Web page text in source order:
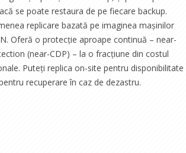
se poate restaura de pe fiecare backup.
replicare bazată pe imaginea mașinilor
Oferă o protecție aproape continuă – near-
(near-CDP) – la o fracțiune din costul
Puteți replica on-site pentru disponibilitate
recuperare în caz de dezastru.